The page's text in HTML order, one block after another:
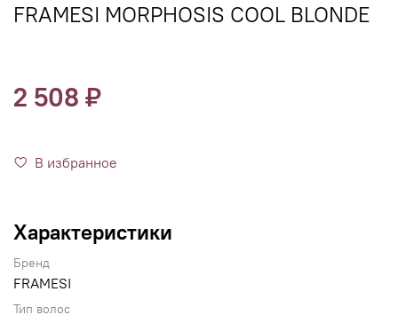
FRAMESI MORPHOSIS COOL BLONDE
2 508 ₽
В избранное
Характеристики
Бренд
FRAMESI
Тип волос